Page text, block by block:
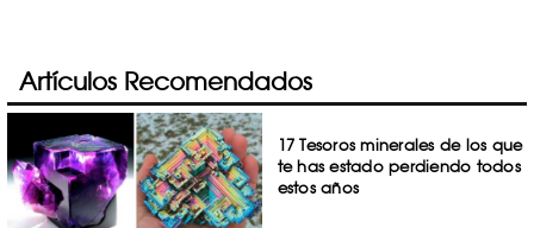
Artículos Recomendados
17 Tesoros minerales de los que
te has estado perdiendo todos
estos años